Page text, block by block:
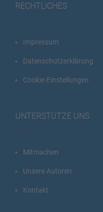
RECHTLICHES
Impressum
Datenschutzerklärung
Cookie-Einstellungen
UNTERSTÜTZE UNS
Mitmachen
Unsere Autoren
Kontakt